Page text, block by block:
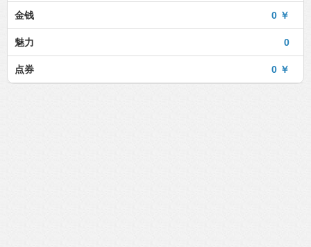
0 ￥
金钱
0
魅力
0 ￥
点券